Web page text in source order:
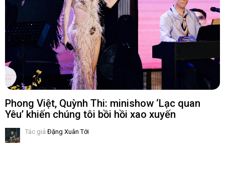
Phong Việt, Quỳnh Thi: minishow ‘Lạc quan
Yêu’ khiến chúng tôi bồi hồi xao xuyến
Tác giả Đặng Xuân Tới